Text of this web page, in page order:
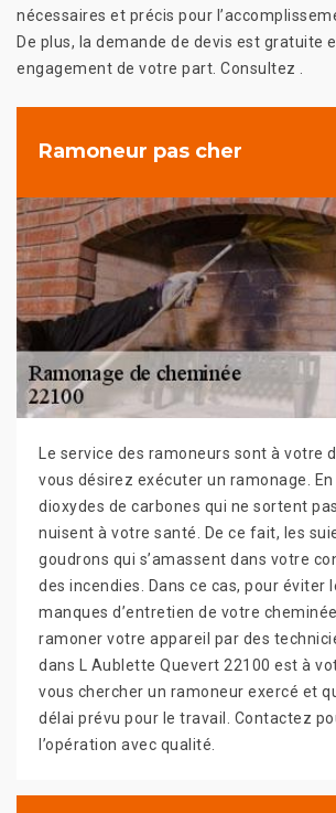
nécessaires et précis pour
De plus, la demande de devis est gratuite
engagement de votre part. Consultez .
Ramoneur pas cher
Le service des ramoneurs sont à votre
vous désirez exécuter un ramonage.
dioxydes de carbones qui ne sortent
nuisent à votre santé. De ce fait, les
goudrons qui s’amassent dans votre
des incendies. Dans ce cas, pour éviter
manques d’entretien de votre
ramoner votre appareil par des
dans L Aublette Quevert 22100 est à
vous chercher un ramoneur exercé et
délai prévu pour le travail. Contactez
l’opération avec qualité.